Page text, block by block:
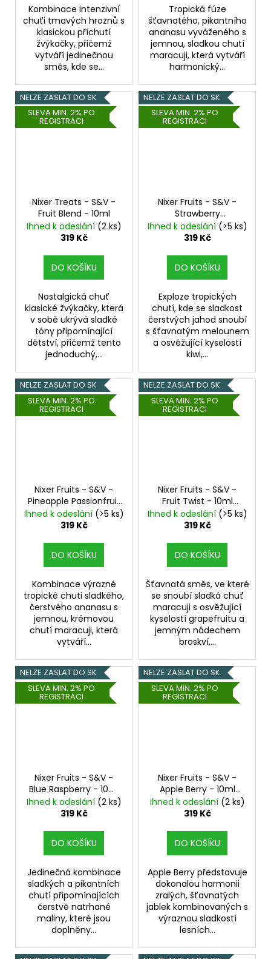
Kombinace intenzivní
chuťi tmavých hroznů s
klasickou příchutí
žvýkačky, přičemž
vytváří jedinečnou
směs, kde se...
Tropická fúze
šťavnatého, pikantního
ananasu vyváženého s
jemnou, sladkou chutí
maracuji, která vytváří
harmonický...
NELZE ZASLAT DO SK
SLEVA MIN. 2% PO
REGISTRACI
Nixer Treats - S&V -
Fruit Blend - 10ml
Ihned k odeslání (2 ks)
319 Kč
DO KOŠÍKU
Nostalgická chuť
klasické žvýkačky, která
v sobě ukrývá sladké
tóny připomínající
dětství, přičemž tento
jednoduchý,...
NELZE ZASLAT DO SK
SLEVA MIN. 2% PO
REGISTRACI
Nixer Fruits - S&V -
Strawberry
Watermelon & Kiwi -
Jahoda, Vodní
Ihned k odeslání (>5 ks)
319 Kč
DO KOŠÍKU
Exploze tropických
chutí, kde se sladkost
čerstvých jahod snoubí
s šťavnatým melounem
a osvěžující kyselostí
kiwi,...
NELZE ZASLAT DO SK
SLEVA MIN. 2% PO
REGISTRACI
Nixer Fruits - S&V -
Pineapple Passionfruit
- 10mlAnanas,
Marakuja
Ihned k odeslání (>5 ks)
319 Kč
DO KOŠÍKU
Kombinace výrazné
tropické chuti sladkého,
čerstvého ananasu s
jemnou, krémovou
chutí maracuji, která
vytváří...
NELZE ZASLAT DO SK
SLEVA MIN. 2% PO
REGISTRACI
Nixer Fruits - S&V -
Fruit Twist - 10ml
Marakuja, Grep,
Broskev
Ihned k odeslání (>5 ks)
319 Kč
DO KOŠÍKU
Šťavnatá směs, ve které
se snoubí sladká chuť
maracuji s osvěžující
kyselostí grapefruitu a
jemným nádechem
broskví,...
NELZE ZASLAT DO SK
SLEVA MIN. 2% PO
REGISTRACI
Nixer Fruits - S&V -
Blue Raspberry - 10ml
Malina
Ihned k odeslání (2 ks)
319 Kč
DO KOŠÍKU
Jedinečná kombinace
sladkých a pikantních
chutí připomínajících
čerstvě natrhané
maliny, které jsou
doplněny...
NELZE ZASLAT DO SK
SLEVA MIN. 2% PO
REGISTRACI
Nixer Fruits - S&V -
Apple Berry - 10ml
Jablko, Lesní plody
Ihned k odeslání (2 ks)
319 Kč
DO KOŠÍKU
Apple Berry představuje
dokonalou harmonii
zralých, šťavnatých
jablek kombinovaných s
výraznou sladkostí
lesních...